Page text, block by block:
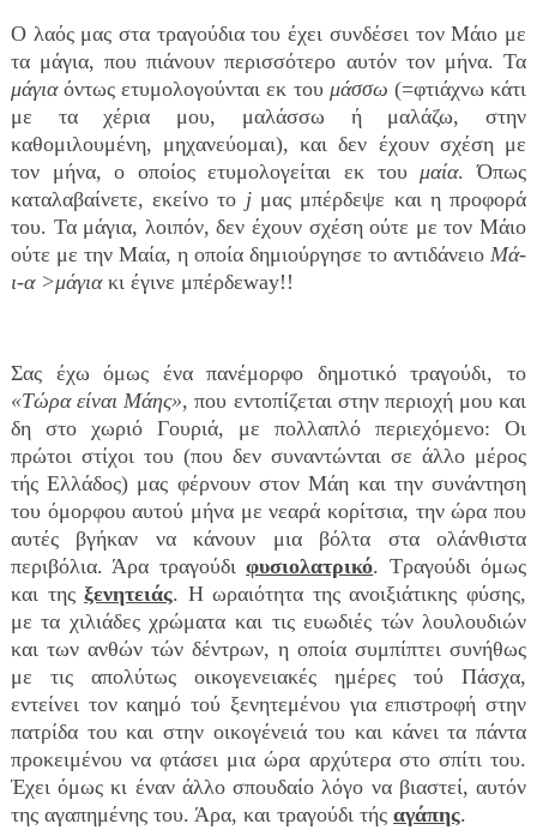
Ο λαός μας στα τραγούδια του έχει συνδέσει τον Μάιο με
τα μάγια, που πιάνουν περισσότερο αυτόν τον μήνα. Τα
μάγιαόντως ετυμολογούνται εκ του μάσσω (=φτιάχνω κάτι
με τα χέρια μου, μαλάσσω ή μαλάζω, στην
καθομιλουμένη, μηχανεύομαι), και δεν έχουν σχέση με
τον μήνα, ο οποίος ετυμολογείται εκ του μαία. Όπως
καταλαβαίνετε, εκείνο το jμας μπέρδεψε και η προφορά
του. Τα μάγια, λοιπόν, δεν έχουν σχέση ούτε με τον Μάιο
ούτε με την Μαία, η οποία δημιούργησε το αντιδάνειο Μά-
ι-α >μάγιακι έγινε μπέρδεway!!
Σας έχω όμως ένα πανέμορφο δημοτικό τραγούδι, το
«Τώρα είναι Μάης», που εντοπίζεται στην περιοχή μου και
δη στο χωριό Γουριά, με πολλαπλό περιεχόμενο: Οι
πρώτοι στίχοι του (που δεν συναντώνται σε άλλο μέρος
τής Ελλάδος) μας φέρνουν στον Μάη και την συνάντηση
του όμορφου αυτού μήνα με νεαρά κορίτσια, την ώρα που
αυτές βγήκαν να κάνουν μια βόλτα στα ολάνθιστα
περιβόλια. Άρα τραγούδιφυσιολατρικό. Τραγούδι όμως
και τηςξενητειάς. Η ωραιότητα της ανοιξιάτικης φύσης,
με τα χιλιάδες χρώματα και τις ευωδιές τών λουλουδιών
και των ανθών τών δέντρων, η οποία συμπίπτει συνήθως
με τις απολύτως οικογενειακές ημέρες τού Πάσχα,
εντείνει τον καημό τού ξενητεμένου για επιστροφή στην
πατρίδα του και στην οικογένειά του και κάνει τα πάντα
προκειμένου να φτάσει μια ώρα αρχύτερα στο σπίτι του.
Έχει όμως κι έναν άλλο σπουδαίο λόγο να βιαστεί, αυτόν
της αγαπημένης του. Άρα, και τραγούδι τής αγάπης.